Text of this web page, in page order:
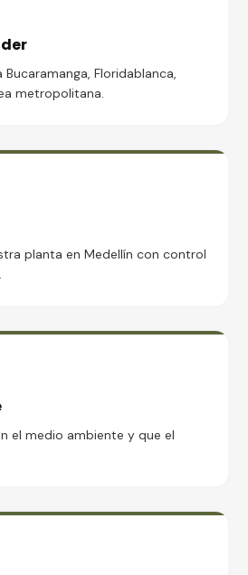
Floridablanca,
metropolitana.
planta en Medellín con control
el medio ambiente y que el